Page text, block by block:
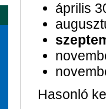
április
Hasonló